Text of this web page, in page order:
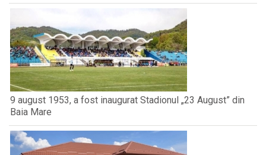
9 august 1953, a fost inaugurat Stadionul „23 August” din
Baia Mare